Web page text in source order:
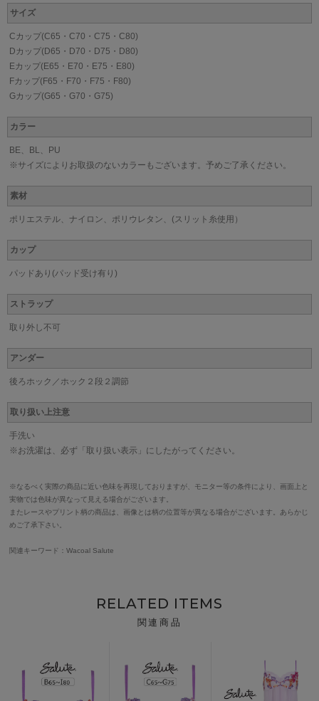
サイズ
Cカップ(C65・C70・C75・C80)
Dカップ(D65・D70・D75・D80)
Eカップ(E65・E70・E75・E80)
Fカップ(F65・F70・F75・F80)
Gカップ(G65・G70・G75)
カラー
BE、BL、PU
※サイズによりお取扱のないカラーもございます。予めご了承ください。
素材
ポリエステル、ナイロン、ポリウレタン、(スリット糸使用）
カップ
パッドあり(パッド受け有り)
ストラップ
取り外し不可
アンダー
後ろホック／ホック２段２調節
取り扱い上注意
手洗い
※お洗濯は、必ず「取り扱い表示」にしたがってください。
※なるべく実際の商品に近い色味を再現しておりますが、モニター等の条件により、画面上と
実物では色味が異なって見える場合がございます。
またレースやプリント柄の商品は、画像とは柄の位置等が異なる場合がございます。あらかじ
めご了承下さい。
関連キーワード：Wacoal Salute
RELATED ITEMS
関連商品